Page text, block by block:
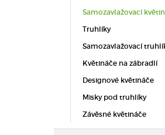
Samozavlažovací
Truhlíky
Samozavlažovací
Květináče na zábradlí
Designové květináče
Misky pod truhlíky
Závěsné květináče